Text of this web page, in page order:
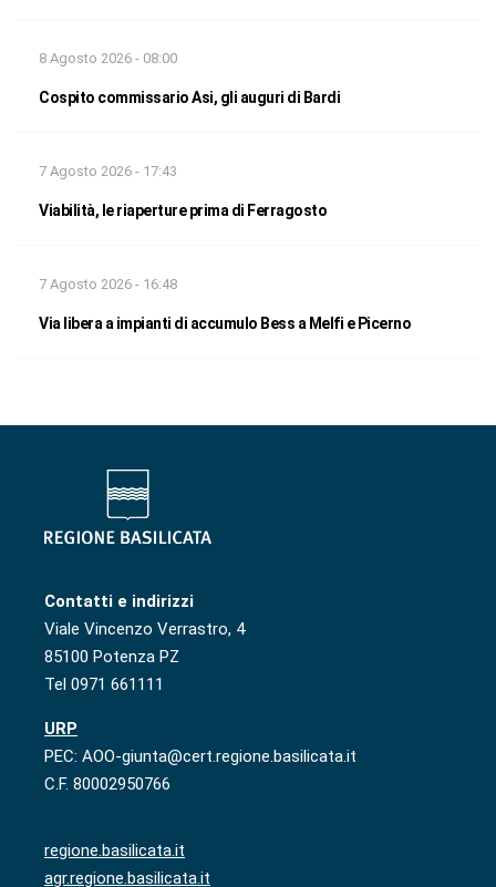
8 Agosto 2026 - 08:00
Cospito commissario Asi, gli auguri di Bardi
7 Agosto 2026 - 17:43
Viabilità, le riaperture prima di Ferragosto
7 Agosto 2026 - 16:48
Via libera a impianti di accumulo Bess a Melfi e Picerno
Contatti e indirizzi
Viale Vincenzo Verrastro, 4
85100 Potenza PZ
Tel 0971 661111
URP
PEC: AOO-giunta@cert.regione.basilicata.it
C.F. 80002950766
regione.basilicata.it
agr.regione.basilicata.it